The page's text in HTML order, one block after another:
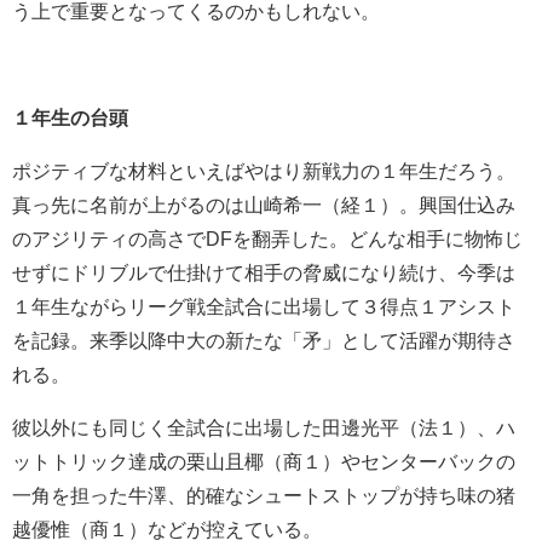
う上で重要となってくるのかもしれない。
１年生の台頭
ポジティブな材料といえばやはり新戦力の１年生だろう。
真っ先に名前が上がるのは山崎希一（経１）。興国仕込み
のアジリティの高さでDFを翻弄した。どんな相手に物怖じ
せずにドリブルで仕掛けて相手の脅威になり続け、今季は
１年生ながらリーグ戦全試合に出場して３得点１アシスト
を記録。来季以降中大の新たな「矛」として活躍が期待さ
れる。
彼以外にも同じく全試合に出場した田邊光平（法１）、ハ
ットトリック達成の栗山且椰（商１）やセンターバックの
一角を担った牛澤、的確なシュートストップが持ち味の猪
越優惟（商１）などが控えている。